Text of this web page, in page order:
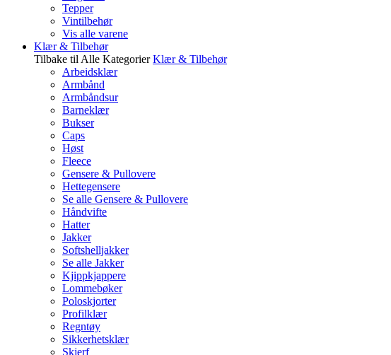
Tepper
Vintilbehør
Vis alle varene
Klær & Tilbehør
Tilbake til Alle Kategorier Klær & Tilbehør
Arbeidsklær
Armbånd
Armbåndsur
Barneklær
Bukser
Caps
Høst
Fleece
Gensere & Pullovere
Hettegensere
Se alle Gensere & Pullovere
Håndvifte
Hatter
Jakker
Softshelljakker
Se alle Jakker
Kjippkjappere
Lommebøker
Poloskjorter
Profilklær
Regntøy
Sikkerhetsklær
Skjerf